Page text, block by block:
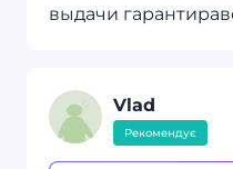
выдачи
Vlad
Рекомендує